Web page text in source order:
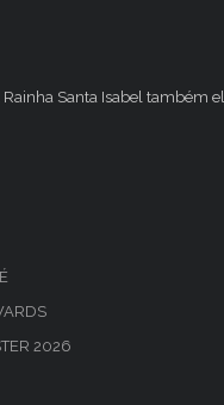
Santa Isabel
2026